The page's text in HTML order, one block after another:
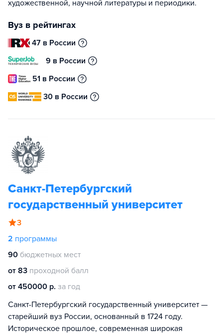
художественной, научной литературы и периодики.
Вуз в рейтингах
47 в России
9 в России
51 в России
30 в России
Санкт-Петербургский
государственный университет
3
2 программы
90 бюджетных мест
от 83 проходной балл
от 450000 р. за год
Санкт-Петербургский государственный университет —
старейший вуз России, основанный в 1724 году.
Историческое прошлое, современная широкая